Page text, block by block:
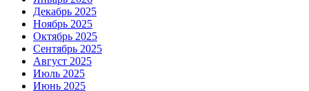
Декабрь 2025
Ноябрь 2025
Октябрь 2025
Сентябрь 2025
Август 2025
Июль 2025
Июнь 2025